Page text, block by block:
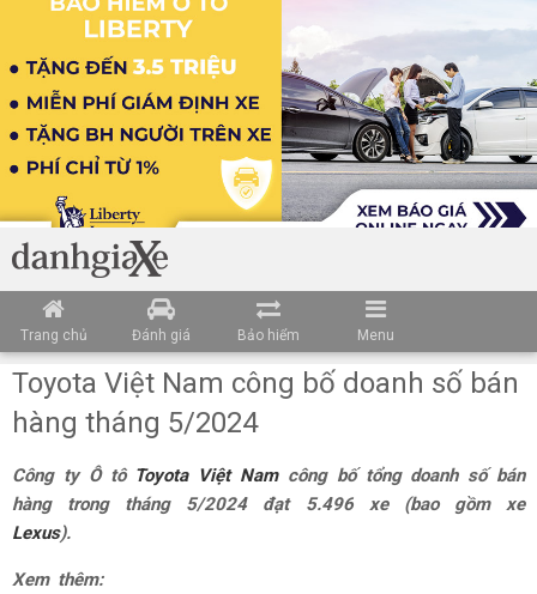
Trang chủ Đánh giá Bảo hiểm Menu
Toyota Việt Nam công bố doanh số bán
hàng tháng 5/2024
Công ty Ô tô Toyota Việt Namcông bố tổng doanh số bán
hàng trong tháng 5/2024 đạt 5.496 xe (bao gồm xe
Lexus).
Xem thêm: